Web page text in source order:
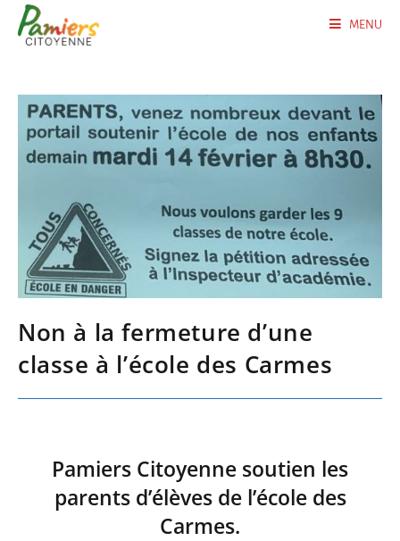
MENU
Non à la fermeture d’une
classe à l’école des Carmes
Pamiers Citoyenne soutien les
parents d’élèves de l’école des
Carmes.